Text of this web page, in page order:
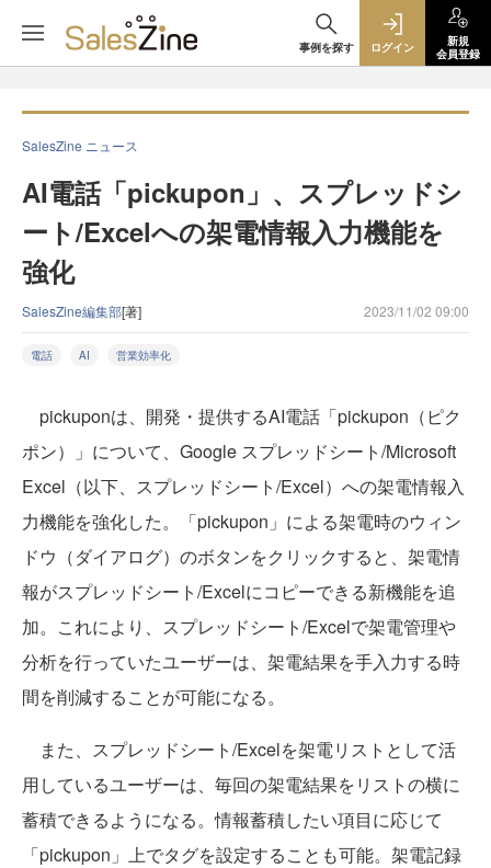
事例を探す ログイン
新規
会員登録
SalesZine ニュース
AI電話「pickupon」、スプレッドシ
ート/Excelへの架電情報入力機能を
強化
SalesZine編集部[著] 2023/11/02 09:00
電話 AI 営業効率化
pickuponは、開発・提供するAI電話「pickupon（ピク
ポン）」について、Google スプレッドシート/Microsoft
Excel（以下、スプレッドシート/Excel）への架電情報入
力機能を強化した。「pickupon」による架電時のウィン
ドウ（ダイアログ）のボタンをクリックすると、架電情
報がスプレッドシート/Excelにコピーできる新機能を追
加。これにより、スプレッドシート/Excelで架電管理や
分析を行っていたユーザーは、架電結果を手入力する時
間を削減することが可能になる。
また、スプレッドシート/Excelを架電リストとして活
用しているユーザーは、毎回の架電結果をリストの横に
蓄積できるようになる。情報蓄積したい項目に応じて
「pickupon」上でタグを設定することも可能。架電記録